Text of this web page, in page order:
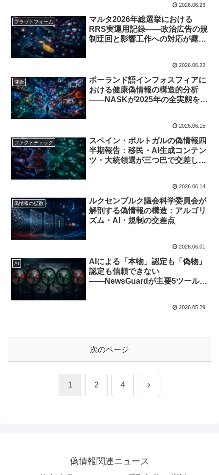
2026.06.23
プラットフォーム
マルタ2026年総選挙における
RRS実運用記録――政治広告の規
制迂回と影響工作への対応が露わ
2026.06.22
健康
ポーランド語インフォスフィアに
おける健康偽情報の構造的分析
——NASKが2025年の全実態を記
2026.06.15
ファクトチェック
スペイン・ポルトガルの偽情報四
半期報告：移民・AI生成コンテン
ツ・大統領選が三つ巴で交差した
2026.06.14
偽情報の拡散
ルクセンブルク議会科学委員会が
解剖する偽情報の構造：アルゴリ
ズム・AI・規制の交差点
2026.06.01
AI
AIによる「本物」認定も「偽物」
認定も信頼できない
――NewsGuardが主要5ツールの
2026.05.29
次のページ
1 2 4 次
偽情報関連ニュース